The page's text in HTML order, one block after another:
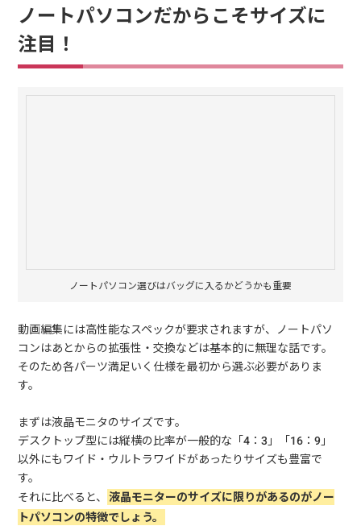
ノートパソコンだからこそサイズに
注目！
ノートパソコン選びはバッグに入るかどうかも重要
動画編集には高性能なスペックが要求されますが、ノートパソ
コンはあとからの拡張性・交換などは基本的に無理な話です。
そのため各パーツ満足いく仕様を最初から選ぶ必要がありま
す。
まずは液晶モニタのサイズです。
デスクトップ型には縦横の比率が一般的な「4：3」「16：9」
以外にもワイド・ウルトラワイドがあったりサイズも豊富で
す。
それに比べると、 液晶モニターのサイズに限りがあるのがノー
トパソコンの特徴でしょう。